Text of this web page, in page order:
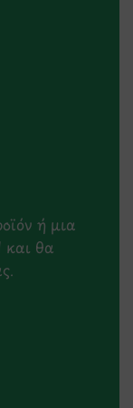
ή μια
και θα